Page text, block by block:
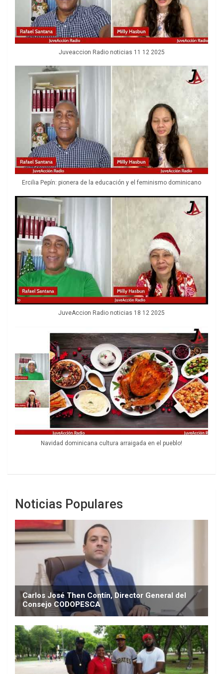
Juveaccion Radio noticias 11 12 2025
Ercilia Pepín: pionera de la educación y el feminismo dominicano
JuveAccion Radio noticias 18 12 2025
Navidad dominicana cultura arraigada en el pueblo!
Noticias Populares